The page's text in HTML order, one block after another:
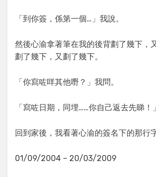
「到你簽，係第一個…」我說。
然後心渝拿著筆在我的後背劃了幾下，
劃了幾下，又劃了幾下。
「你寫咗咩其他嘢？」我問。
「寫咗日期，同埋……你自己返去先睇！
回到家後，我看著心渝的簽名下的那行字
01/09/2004 – 20/03/2009